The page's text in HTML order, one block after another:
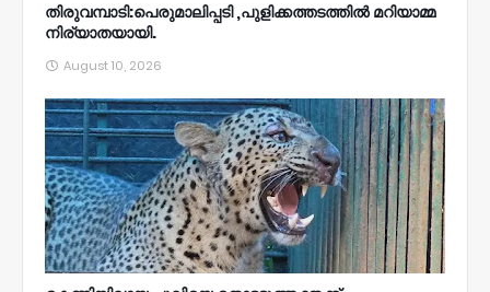
തിരുവമ്പാടി:പെരുമാലിപ്പടി ,പുളിക്കത്തടത്തിൽ മറിയാമ്മ
നിര്യാതയായി.
August 10, 2026